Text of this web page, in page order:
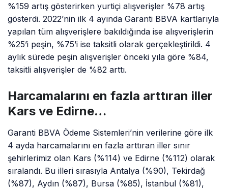
%159 artış gösterirken yurtiçi alışverişler %78 artış
gösterdi. 2022’nin ilk 4 ayında Garanti BBVA kartlarıyla
yapılan tüm alışverişlere bakıldığında ise alışverişlerin
%25’i peşin, %75’i ise taksitli olarak gerçekleştirildi. 4
aylık sürede peşin alışverişler önceki yıla göre %84,
taksitli alışverişler de %82 arttı.
Harcamalarını en fazla arttıran iller
Kars ve Edirne…
Garanti BBVA Ödeme Sistemleri’nin verilerine göre ilk
4 ayda harcamalarını en fazla arttıran iller sınır
şehirlerimiz olan Kars (%114) ve Edirne (%112) olarak
sıralandı. Bu illeri sırasıyla Antalya (%90), Tekirdağ
(%87), Aydın (%87), Bursa (%85), İstanbul (%81),